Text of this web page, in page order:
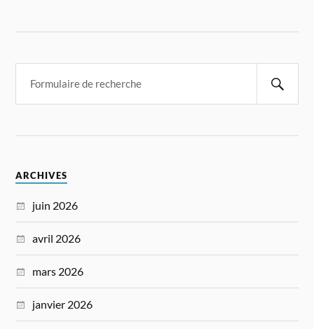
ARCHIVES
juin 2026
avril 2026
mars 2026
janvier 2026